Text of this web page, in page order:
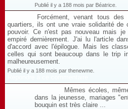
Publié il y a 188 mois par Béatrice.
Forcément, venant tous
quartiers, ils ont une vraie solidarité de
pouvoir. Ce n'est pas nouveau mais
empiré dernièrement. J'ai lu l'article
d'accord avec l'épilogue. Mais les
celles qui sont beaucoup dans le trip
malheureusement.
Publié il y a 188 mois par thenewme.
Mêmes écoles,
dans la jeunesse, mariages
bouquin est très claire ...